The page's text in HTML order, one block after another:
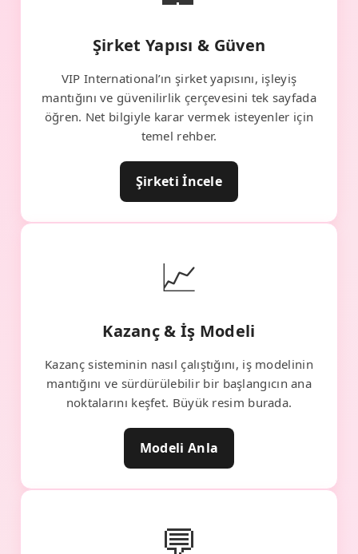
Şirket Yapısı & Güven
VIP International’ın şirket yapısını, işleyiş
mantığını ve güvenilirlik çerçevesini tek sayfada
öğren. Net bilgiyle karar vermek isteyenler için
temel rehber.
Şirketi İncele
📈
Kazanç & İş Modeli
Kazanç sisteminin nasıl çalıştığını, iş modelinin
mantığını ve sürdürülebilir bir başlangıcın ana
noktalarını keşfet. Büyük resim burada.
Modeli Anla
💬